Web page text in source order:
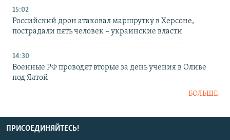
15:02
Российский дрон атаковал маршрутку в Херсоне,
пострадали пять человек – украинские власти
14:30
Военные РФ проводят вторые за день учения в Оливе
под Ялтой
БОЛЬШЕ
ПРИСОЕДИНЯЙТЕСЬ!